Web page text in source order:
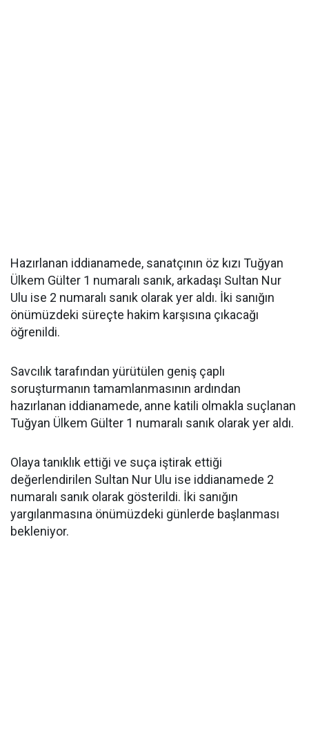
Hazırlanan iddianamede, sanatçının öz kızı Tuğyan
Ülkem Gülter 1 numaralı sanık, arkadaşı Sultan Nur
Ulu ise 2 numaralı sanık olarak yer aldı. İki sanığın
önümüzdeki süreçte hakim karşısına çıkacağı
öğrenildi.
Savcılık tarafından yürütülen geniş çaplı
soruşturmanın tamamlanmasının ardından
hazırlanan iddianamede, anne katili olmakla suçlanan
Tuğyan Ülkem Gülter 1 numaralı sanık olarak yer aldı.
Olaya tanıklık ettiği ve suça iştirak ettiği
değerlendirilen Sultan Nur Ulu ise iddianamede 2
numaralı sanık olarak gösterildi. İki sanığın
yargılanmasına önümüzdeki günlerde başlanması
bekleniyor.